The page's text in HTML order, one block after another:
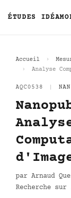
ÉTUDES
Accueil
Analyse
AQC0538
par Arnaud
Recherche